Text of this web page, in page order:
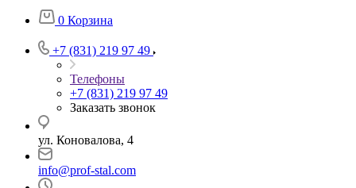
0 Корзина
+7 (831) 219 97 49
Телефоны
+7 (831) 219 97 49
Заказать звонок
ул. Коновалова, 4
info@prof-stal.com